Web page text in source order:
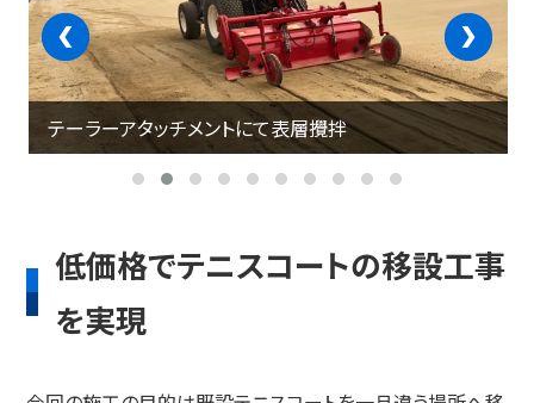
テーラーアタッチメントにて表層攪拌
‹
低価格でテニスコートの移設工事
を実現